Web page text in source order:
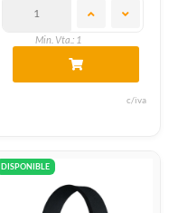
Min. Vta.: 1
c/iva
DISPONIBLE